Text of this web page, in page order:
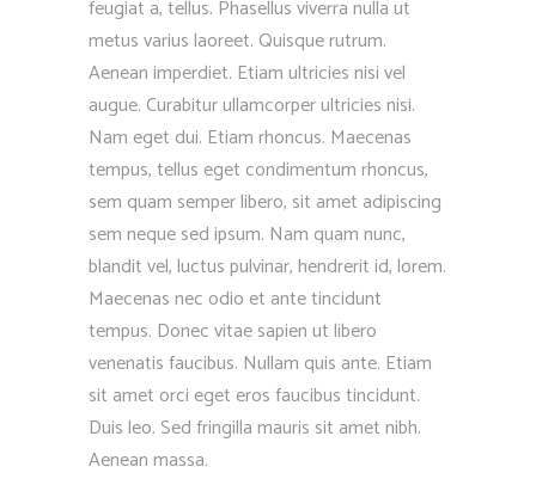
feugiat a, tellus. Phasellus viverra nulla ut
metus varius laoreet. Quisque rutrum.
Aenean imperdiet. Etiam ultricies nisi vel
augue. Curabitur ullamcorper ultricies nisi.
Nam eget dui. Etiam rhoncus. Maecenas
tempus, tellus eget condimentum rhoncus,
sem quam semper libero, sit amet adipiscing
sem neque sed ipsum. Nam quam nunc,
blandit vel, luctus pulvinar, hendrerit id, lorem.
Maecenas nec odio et ante tincidunt
tempus. Donec vitae sapien ut libero
venenatis faucibus. Nullam quis ante. Etiam
sit amet orci eget eros faucibus tincidunt.
Duis leo. Sed fringilla mauris sit amet nibh.
Aenean massa.